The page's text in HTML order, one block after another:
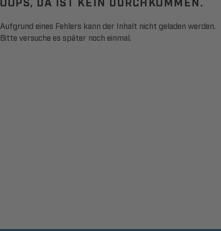
Aufgrund eines Fehlers kann der Inhalt nicht geladen werden.
Bitte versuche es später noch einmal.